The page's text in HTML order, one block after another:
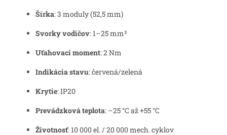
Šírka: 3 moduly (52,5 mm)
Svorky vodičov: 1–25 mm²
Uťahovací moment: 2 Nm
Indikácia stavu: červená/zelená
Krytie: IP20
Prevádzková teplota: –25 °C až +55 °C
Životnosť: 10 000 el. / 20 000 mech. cyklov